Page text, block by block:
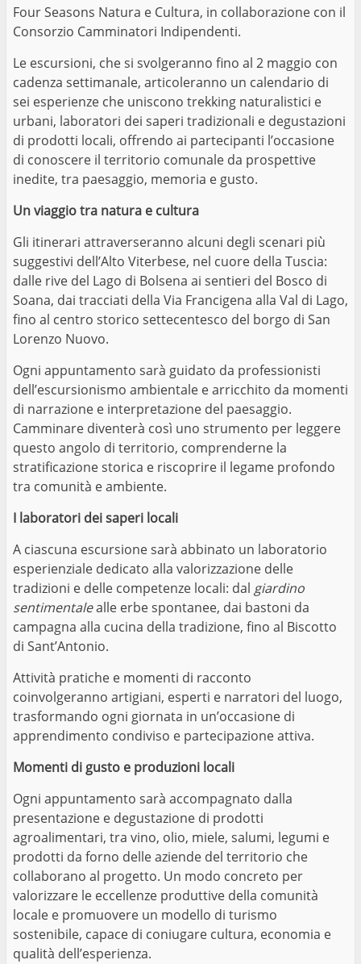
Four Seasons Natura e Cultura, in collaborazione con il
Consorzio Camminatori Indipendenti.
Le escursioni, che si svolgeranno fino al 2 maggio con
cadenza settimanale, articoleranno un calendario di
sei esperienze che uniscono trekking naturalistici e
urbani, laboratori dei saperi tradizionali e degustazioni
di prodotti locali, offrendo ai partecipanti l’occasione
di conoscere il territorio comunale da prospettive
inedite, tra paesaggio, memoria e gusto.
Un viaggio tra natura e cultura
Gli itinerari attraverseranno alcuni degli scenari più
suggestivi dell’Alto Viterbese, nel cuore della Tuscia:
dalle rive del Lago di Bolsena ai sentieri del Bosco di
Soana, dai tracciati della Via Francigena alla Val di Lago,
fino al centro storico settecentesco del borgo di San
Lorenzo Nuovo.
Ogni appuntamento sarà guidato da professionisti
dell’escursionismo ambientale e arricchito da momenti
di narrazione e interpretazione del paesaggio.
Camminare diventerà così uno strumento per leggere
questo angolo di territorio, comprenderne la
stratificazione storica e riscoprire il legame profondo
tra comunità e ambiente.
I laboratori dei saperi locali
A ciascuna escursione sarà abbinato un laboratorio
esperienziale dedicato alla valorizzazione delle
tradizioni e delle competenze locali: dal giardino
sentimentalealle erbe spontanee, dai bastoni da
campagna alla cucina della tradizione, fino al Biscotto
di Sant’Antonio.
Attività pratiche e momenti di racconto
coinvolgeranno artigiani, esperti e narratori del luogo,
trasformando ogni giornata in un’occasione di
apprendimento condiviso e partecipazione attiva.
Momenti di gusto e produzioni locali
Ogni appuntamento sarà accompagnato dalla
presentazione e degustazione di prodotti
agroalimentari, tra vino, olio, miele, salumi, legumi e
prodotti da forno delle aziende del territorio che
collaborano al progetto. Un modo concreto per
valorizzare le eccellenze produttive della comunità
locale e promuovere un modello di turismo
sostenibile, capace di coniugare cultura, economia e
qualità dell’esperienza.